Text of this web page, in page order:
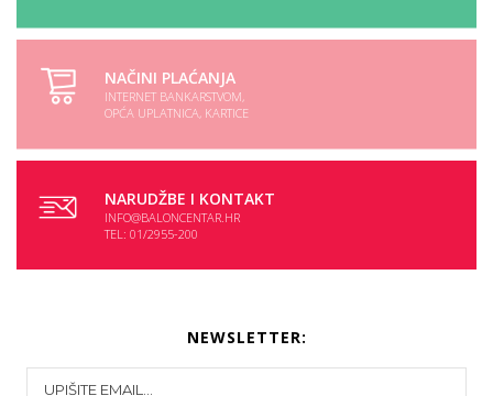
NAČINI PLAĆANJA
INTERNET BANKARSTVOM,
OPĆA UPLATNICA, KARTICE
NARUDŽBE I KONTAKT
INFO@BALONCENTAR.HR
TEL: 01/2955-200
NEWSLETTER: